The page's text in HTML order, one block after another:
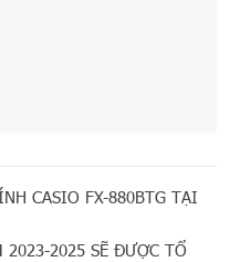
CASIO FX-880BTG TẠI
2023-2025 SẼ ĐƯỢC TỔ